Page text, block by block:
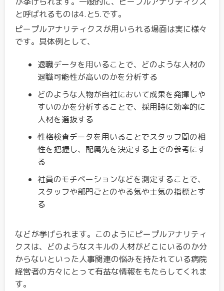
と呼ばれるものは4.と5.です。
ピープルアナリティクスが用いられる場面は実に様々
です。具体例として、
退職データを用いることで、どのような人材の
退職可能性が高いのかを分析する
どのような人物が自社において成果を発揮しや
すいのかを分析することで、採用時に効率的に
人材を選抜する
性格検査データを用いることでスタッフ間の相
性を把握し、配属先を決定する上での参考にす
る
社員のモチベーションなどを測定することで、
スタッフや部門ごとのやる気や士気の指標とす
る
などが挙げられます。このようにピープルアナリティ
クスは、どのようなスキルの人材がどこにいるのか分
からないといった人事関連の悩みを持たれている病院
経営者の方々にとって有益な情報をもたらしてくれま
す。